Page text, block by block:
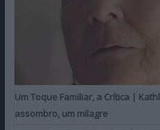
Um Toque Familiar, a Crítica |
assombro, um milagre